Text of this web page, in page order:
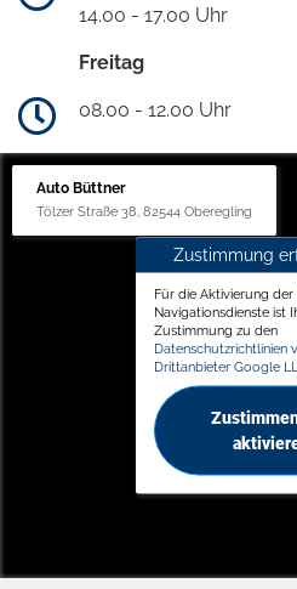
14.00 - 17.00 Uhr
Freitag
08.00 - 12.00 Uhr
Auto Büttner
Tölzer Straße 38, 82544 Oberegling
Zustimmung
Für die Aktivierung
Navigationsdienste ist
Zustimmung zu den
Datenschutzrichtlinien
Drittanbieter Google